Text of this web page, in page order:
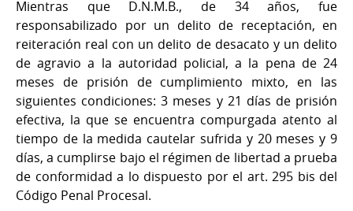
Mientras que D.N.M.B., de 34 años, fue
responsabilizado por un delito de receptación, en
reiteración real con un delito de desacato y un delito
de agravio a la autoridad policial, a la pena de 24
meses de prisión de cumplimiento mixto, en las
siguientes condiciones: 3 meses y 21 días de prisión
efectiva, la que se encuentra compurgada atento al
tiempo de la medida cautelar sufrida y 20 meses y 9
días, a cumplirse bajo el régimen de libertad a prueba
de conformidad a lo dispuesto por el art. 295 bis del
Código Penal Procesal.